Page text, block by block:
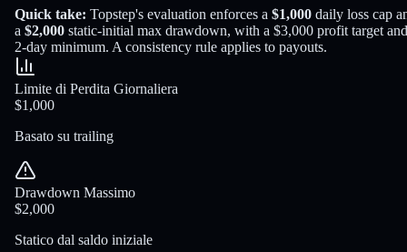
Quick take: Topstep's evaluation enforces a $1,000 daily loss cap
a $2,000 static-initial max drawdown, with a $3,000 profit target
2-day minimum. A consistency rule applies to payouts.
Limite di Perdita Giornaliera
$1,000
Basato su trailing
Drawdown Massimo
$2,000
Statico dal saldo iniziale